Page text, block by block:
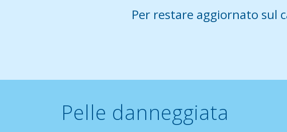
Per restare aggiornato sul
Pelle danneggiata